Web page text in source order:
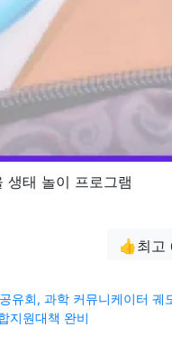
생태 놀이 프로그램
👍최고
유회, 과학 커뮤니케이터 궤
지원대책 완비